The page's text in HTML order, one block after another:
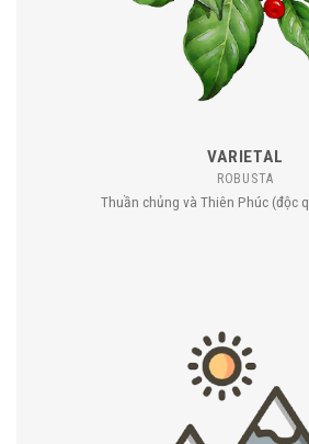
VARIETAL
ROBUSTA
Thuần chủng và Thiên Phúc (độc